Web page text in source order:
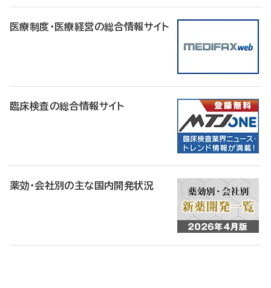
医療制度・医療経営の総合情報サイト
臨床検査の総合情報サイト
薬効・会社別の主な国内開発状況